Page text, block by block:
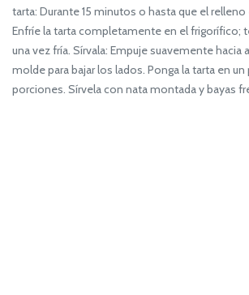
tarta: Durante 15 minutos o hasta que el
Enfríe la tarta completamente en el frigorífico;
una vez fría. Sírvala: Empuje suavemente hacia
molde para bajar los lados. Ponga la tarta en
porciones. Sírvela con nata montada y bayas